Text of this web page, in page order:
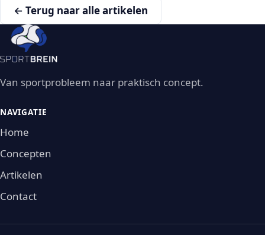
← Terug naar alle artikelen
Van sportprobleem naar praktisch concept.
NAVIGATIE
Home
Concepten
Artikelen
Contact